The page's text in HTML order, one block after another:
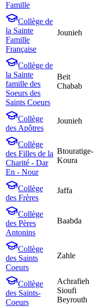
Famille
Collège de
la Sainte
Famille
Française
Jounieh
Collège de
la Sainte
famille des
Soeurs des
Saints Coeurs
Beit
Chabab
Collège
des Apôtres
Jounieh
Collège
des Filles de la
Charité - Dar
En - Nour
Btouratige-
Koura
Collège
des Frères
Jaffa
Collège
des Pères
Antonins
Baabda
Collège
des Saints
Coeurs
Zahle
Collège
des Saints-
Coeurs
Achrafieh
Sioufi
Beyrouth